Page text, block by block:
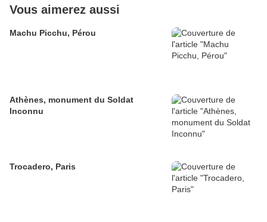
Vous aimerez aussi
Machu Picchu, Pérou
Athènes, monument du Soldat
Inconnu
Trocadero, Paris